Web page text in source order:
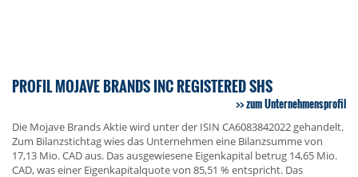
PROFIL MOJAVE BRANDS INC REGISTERED SHS
zum Unternehmensprofil
Die Mojave Brands Aktie wird unter der ISIN CA6083842022 gehandelt.
Zum Bilanzstichtag wies das Unternehmen eine Bilanzsumme von
17,13 Mio. CAD aus. Das ausgewiesene Eigenkapital betrug 14,65 Mio.
CAD, was einer Eigenkapitalquote von 85,51 % entspricht. Das